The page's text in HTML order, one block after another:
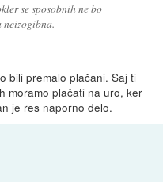
se sposobnih ne bo
bili premalo plačani. Saj ti
moramo plačati na uro, ker
je res naporno delo.